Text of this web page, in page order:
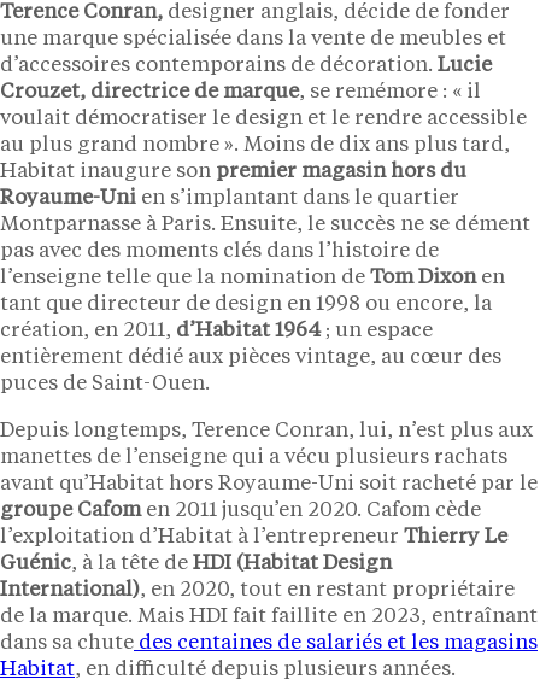
Terence Conran, designer anglais, décide de fonder
une marque spécialisée dans la vente de meubles et
d’accessoires contemporains de décoration. Lucie
Crouzet, directrice de marque, se remémore : « il
voulait démocratiser le design et le rendre accessible
au plus grand nombre ». Moins de dix ans plus tard,
Habitat inaugure son premier magasin hors du
Royaume-Uni en s’implantant dans le quartier
Montparnasse à Paris. Ensuite, le succès ne se dément
pas avec des moments clés dans l’histoire de
l’enseigne telle que la nomination de Tom Dixonen
tant que directeur de design en 1998 ou encore, la
création, en 2011, d’Habitat 1964; un espace
entièrement dédié aux pièces vintage, au cœur des
puces de Saint-Ouen.
Depuis longtemps, Terence Conran, lui, n’est plus aux
manettes de l’enseigne qui a vécu plusieurs rachats
avant qu’Habitat hors Royaume-Uni soit racheté par le
groupe Cafomen 2011 jusqu’en 2020. Cafom cède
l’exploitation d’Habitat à l’entrepreneur Thierry Le
Guénic, à la tête de HDI (Habitat Design
International), en 2020, tout en restant propriétaire
de la marque. Mais HDI fait faillite en 2023, entraînant
dans sa chute des centaines de salariés et les magasins
Habitat, en difficulté depuis plusieurs années.